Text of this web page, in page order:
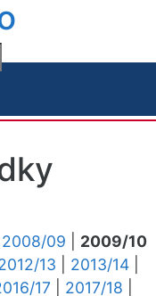
2008/09
2009/10
13 2013/14
17 2017/18